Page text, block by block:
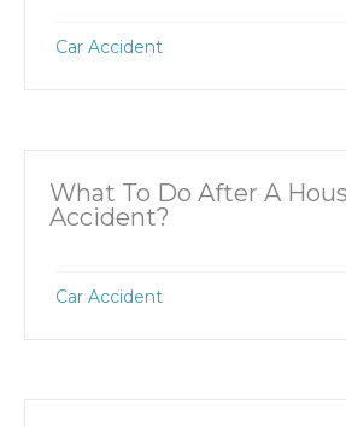
Car Accident
What To Do After A
Accident?
Car Accident